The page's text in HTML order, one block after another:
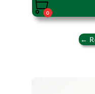

0
←